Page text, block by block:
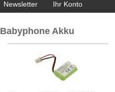
Newsletter Ihr Konto
Babyphone Akku